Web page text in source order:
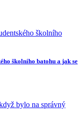
školního batohu a jak se